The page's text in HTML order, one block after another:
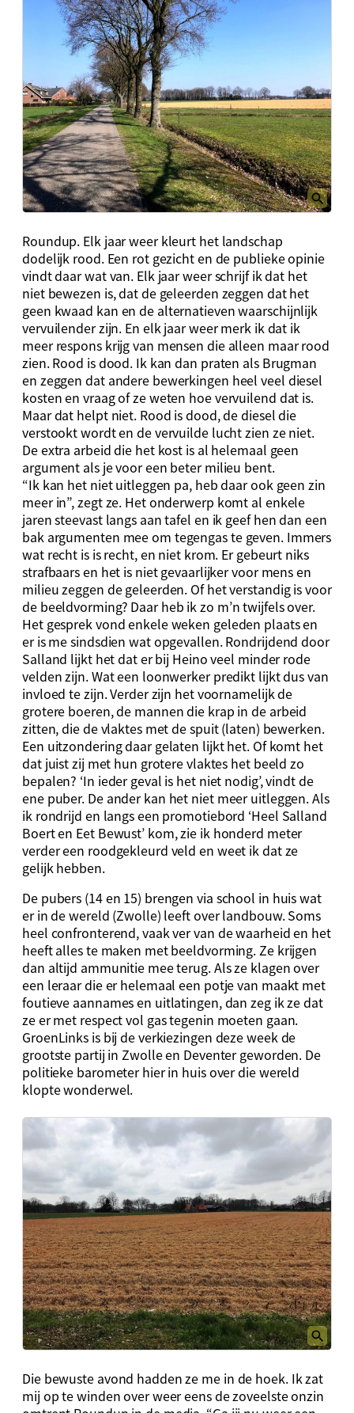
Roundup. Elk jaar weer kleurt het landschap
dodelijk rood. Een rot gezicht en de publieke opinie
vindt daar wat van. Elk jaar weer schrijf ik dat het
niet bewezen is, dat de geleerden zeggen dat het
geen kwaad kan en de alternatieven waarschijnlijk
vervuilender zijn. En elk jaar weer merk ik dat ik
meer respons krijg van mensen die alleen maar rood
zien. Rood is dood. Ik kan dan praten als Brugman
en zeggen dat andere bewerkingen heel veel diesel
kosten en vraag of ze weten hoe vervuilend dat is.
Maar dat helpt niet. Rood is dood, de diesel die
verstookt wordt en de vervuilde lucht zien ze niet.
De extra arbeid die het kost is al helemaal geen
argument als je voor een beter milieu bent.
“Ik kan het niet uitleggen pa, heb daar ook geen zin
meer in”, zegt ze. Het onderwerp komt al enkele
jaren steevast langs aan tafel en ik geef hen dan een
bak argumenten mee om tegengas te geven. Immers
wat recht is is recht, en niet krom. Er gebeurt niks
strafbaars en het is niet gevaarlijker voor mens en
milieu zeggen de geleerden. Of het verstandig is voor
de beeldvorming? Daar heb ik zo m’n twijfels over.
Het gesprek vond enkele weken geleden plaats en
er is me sindsdien wat opgevallen. Rondrijdend door
Salland lijkt het dat er bij Heino veel minder rode
velden zijn. Wat een loonwerker predikt lijkt dus van
invloed te zijn. Verder zijn het voornamelijk de
grotere boeren, de mannen die krap in de arbeid
zitten, die de vlaktes met de spuit (laten) bewerken.
Een uitzondering daar gelaten lijkt het. Of komt het
dat juist zij met hun grotere vlaktes het beeld zo
bepalen? ‘In ieder geval is het niet nodig’, vindt de
ene puber. De ander kan het niet meer uitleggen. Als
ik rondrijd en langs een promotiebord ‘Heel Salland
Boert en Eet Bewust’ kom, zie ik honderd meter
verder een roodgekleurd veld en weet ik dat ze
gelijk hebben.
De pubers (14 en 15) brengen via school in huis wat
er in de wereld (Zwolle) leeft over landbouw. Soms
heel confronterend, vaak ver van de waarheid en het
heeft alles te maken met beeldvorming. Ze krijgen
dan altijd ammunitie mee terug. Als ze klagen over
een leraar die er helemaal een potje van maakt met
foutieve aannames en uitlatingen, dan zeg ik ze dat
ze er met respect vol gas tegenin moeten gaan.
GroenLinks is bij de verkiezingen deze week de
grootste partij in Zwolle en Deventer geworden. De
politieke barometer hier in huis over die wereld
klopte wonderwel.
Die bewuste avond hadden ze me in de hoek. Ik zat
mij op te winden over weer eens de zoveelste onzin